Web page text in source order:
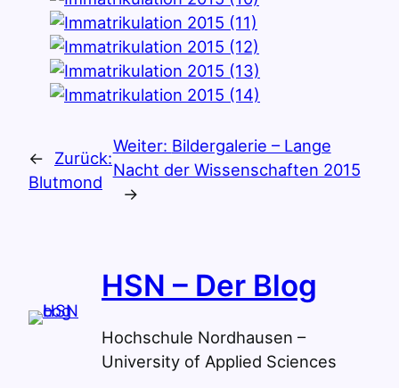
←
Zurück:
Blutmond
Weiter: Bildergalerie – Lange
Nacht der Wissenschaften 2015
→
HSN – Der Blog
Hochschule Nordhausen –
University of Applied Sciences